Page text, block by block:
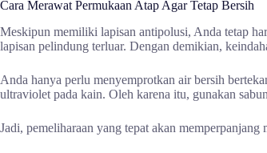
Cara Merawat Permukaan Atap Agar Tetap Bersih
Meskipun memiliki lapisan antipolusi, Anda tetap
lapisan pelindung terluar. Dengan demikian,
Anda hanya perlu menyemprotkan air bersih
ultraviolet pada kain. Oleh karena itu, gunakan
Jadi, pemeliharaan yang tepat akan